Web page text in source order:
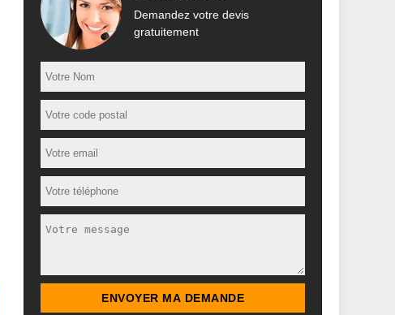
Demandez votre devis
gratuitement